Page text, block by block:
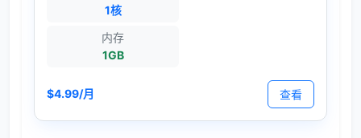
1核
内存
1GB
$4.99/月 查看